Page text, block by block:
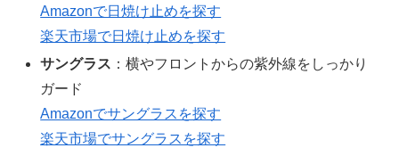
Amazonで日焼け止めを探す
楽天市場で日焼け止めを探す
サングラス ：横やフロントからの紫外線をしっかり
ガード
Amazonでサングラスを探す
楽天市場でサングラスを探す